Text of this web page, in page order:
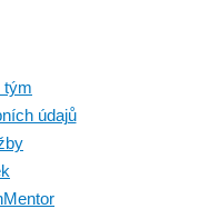
tým
údajů